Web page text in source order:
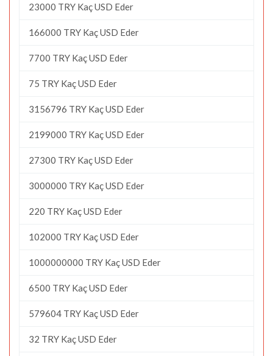
23000 TRY Kaç USD Eder
166000 TRY Kaç USD Eder
7700 TRY Kaç USD Eder
75 TRY Kaç USD Eder
3156796 TRY Kaç USD Eder
2199000 TRY Kaç USD Eder
27300 TRY Kaç USD Eder
3000000 TRY Kaç USD Eder
220 TRY Kaç USD Eder
102000 TRY Kaç USD Eder
1000000000 TRY Kaç USD Eder
6500 TRY Kaç USD Eder
579604 TRY Kaç USD Eder
32 TRY Kaç USD Eder